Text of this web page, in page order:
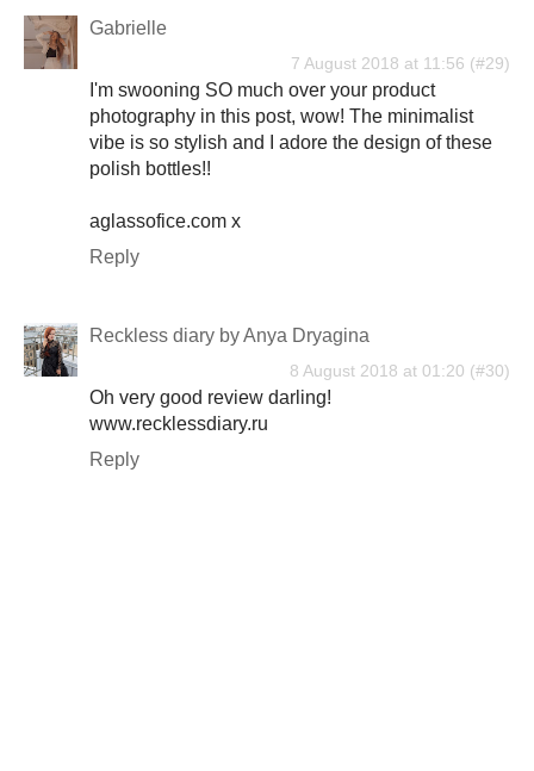
Gabrielle
7 August 2018 at 11:56
I'm swooning SO much over your product
photography in this post, wow! The minimalist
vibe is so stylish and I adore the design of these
polish bottles!!
aglassofice.com x
Reply
Reckless diary by Anya Dryagina
8 August 2018 at 01:20
Oh very good review darling!
www.recklessdiary.ru
Reply